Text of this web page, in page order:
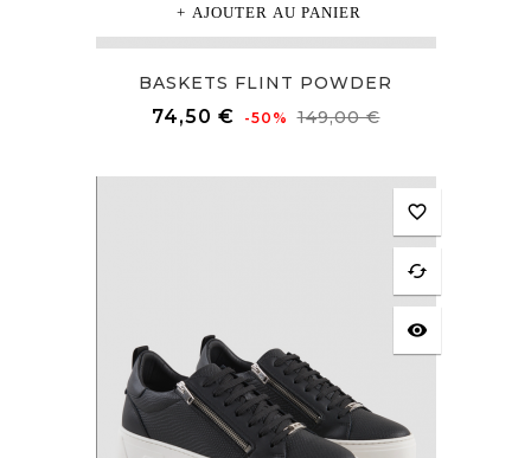
AJOUTER AU PANIER
BASKETS FLINT POWDER
74,50 € Prix
-50% 149,00 €Prix
favorite_border
cached
visibility